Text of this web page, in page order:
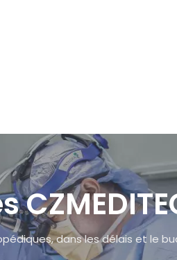
dans les délais et le